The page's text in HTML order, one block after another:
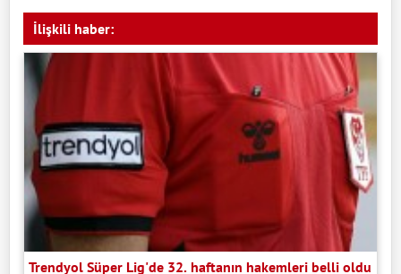
İlişkili haber:
Trendyol Süper Lig'de 32. haftanın hakemleri belli oldu